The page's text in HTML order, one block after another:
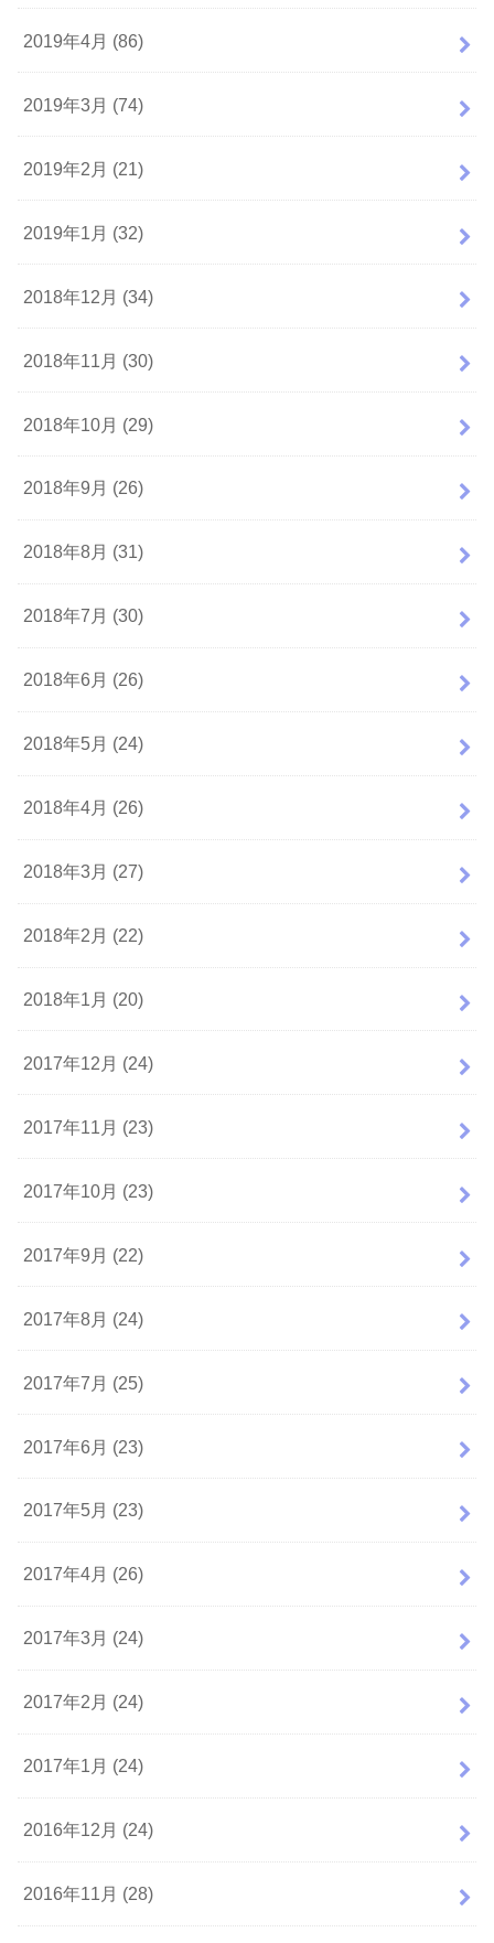
2019年4月 (86)
2019年3月 (74)
2019年2月 (21)
2019年1月 (32)
2018年12月 (34)
2018年11月 (30)
2018年10月 (29)
2018年9月 (26)
2018年8月 (31)
2018年7月 (30)
2018年6月 (26)
2018年5月 (24)
2018年4月 (26)
2018年3月 (27)
2018年2月 (22)
2018年1月 (20)
2017年12月 (24)
2017年11月 (23)
2017年10月 (23)
2017年9月 (22)
2017年8月 (24)
2017年7月 (25)
2017年6月 (23)
2017年5月 (23)
2017年4月 (26)
2017年3月 (24)
2017年2月 (24)
2017年1月 (24)
2016年12月 (24)
2016年11月 (28)